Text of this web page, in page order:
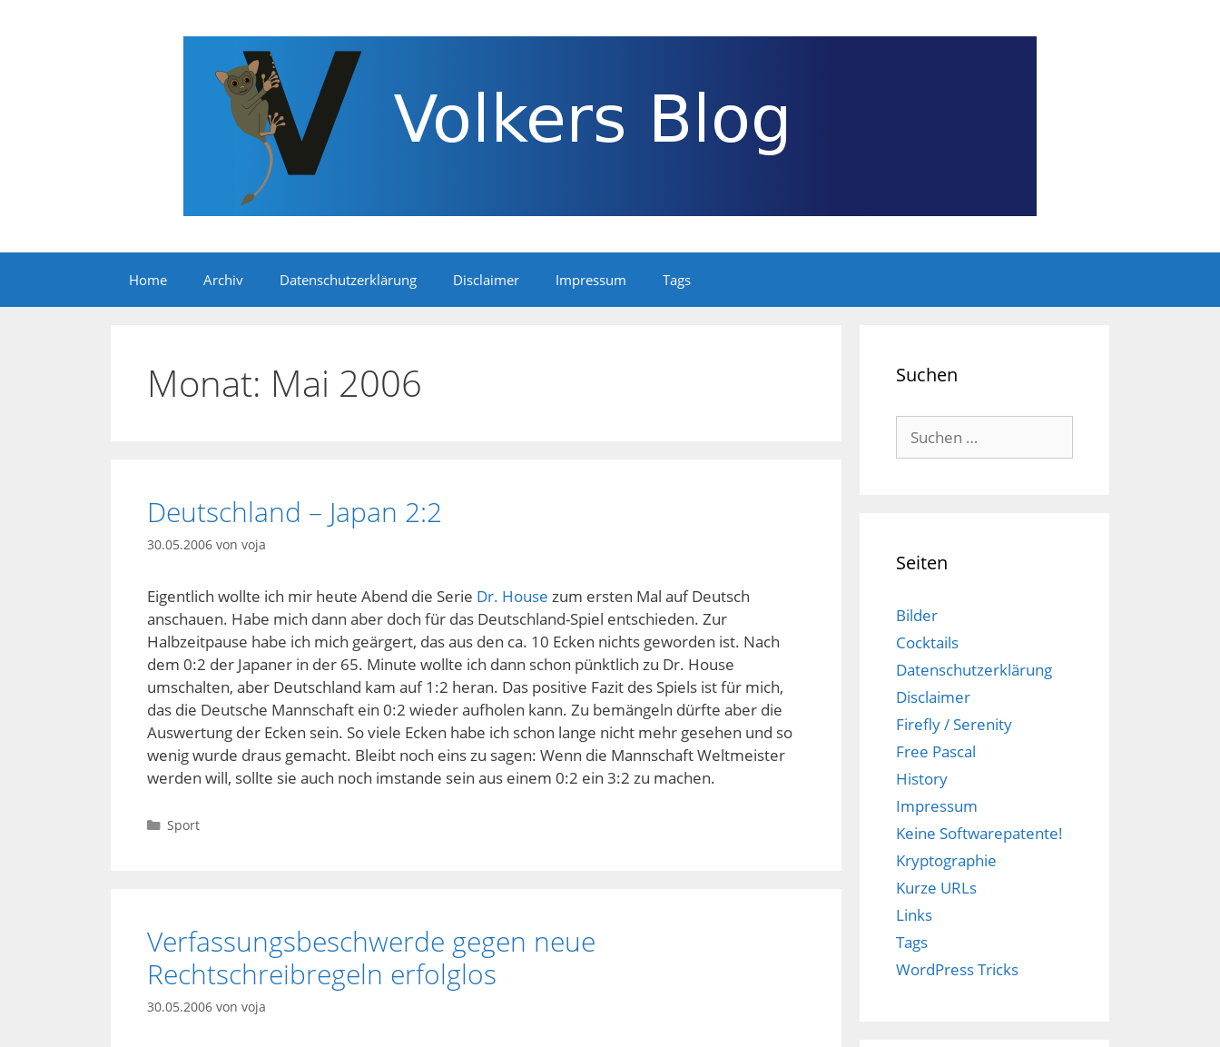
Home Archiv Datenschutzerklärung Disclaimer Impressum Tags
Monat: Mai 2006
Deutschland – Japan 2:2
30.05.2006 von voja
Eigentlich wollte ich mir heute Abend die Serie Dr. House zum ersten Mal auf Deutsch
anschauen. Habe mich dann aber doch für das Deutschland-Spiel entschieden. Zur
Halbzeitpause habe ich mich geärgert, das aus den ca. 10 Ecken nichts geworden ist. Nach
dem 0:2 der Japaner in der 65. Minute wollte ich dann schon pünktlich zu Dr. House
umschalten, aber Deutschland kam auf 1:2 heran. Das positive Fazit des Spiels ist für mich,
das die Deutsche Mannschaft ein 0:2 wieder aufholen kann. Zu bemängeln dürfte aber die
Auswertung der Ecken sein. So viele Ecken habe ich schon lange nicht mehr gesehen und so
wenig wurde draus gemacht. Bleibt noch eins zu sagen: Wenn die Mannschaft Weltmeister
werden will, sollte sie auch noch imstande sein aus einem 0:2 ein 3:2 zu machen.
Kategorien
Sport
Verfassungsbeschwerde gegen neue
Rechtschreibregeln erfolglos
30.05.2006 von voja
Suchen
Suchen
nach:
Seiten
Bilder
Cocktails
Datenschutzerklärung
Disclaimer
Firefly / Serenity
Free Pascal
History
Impressum
Keine Softwarepatente!
Kryptographie
Kurze URLs
Links
Tags
WordPress Tricks